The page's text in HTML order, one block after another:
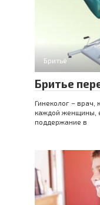
Бритьё
Бритье
Гинеколог – врач,
каждой женщины,
поддержание в